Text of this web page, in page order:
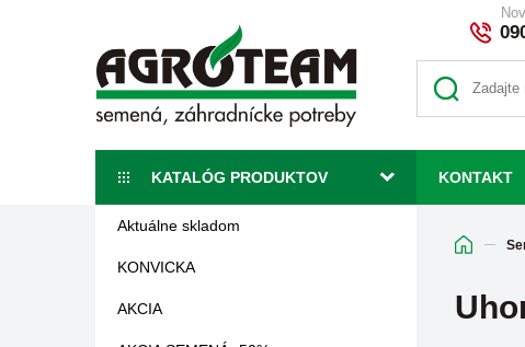
KONTAKT
KATALÓG PRODUKTOV
Aktuálne skladom
KONVICKA
AKCIA